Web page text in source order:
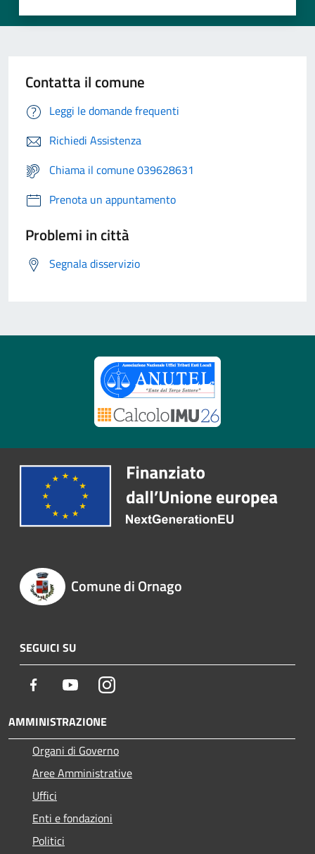
Contatta il comune
Leggi le domande frequenti
Richiedi Assistenza
Chiama il comune 039628631
Prenota un appuntamento
Problemi in città
Segnala disservizio
Comune di Ornago
SEGUICI SU
Facebook YoutubeInstagram
AMMINISTRAZIONE
Organi di Governo
Aree Amministrative
Uffici
Enti e fondazioni
Politici